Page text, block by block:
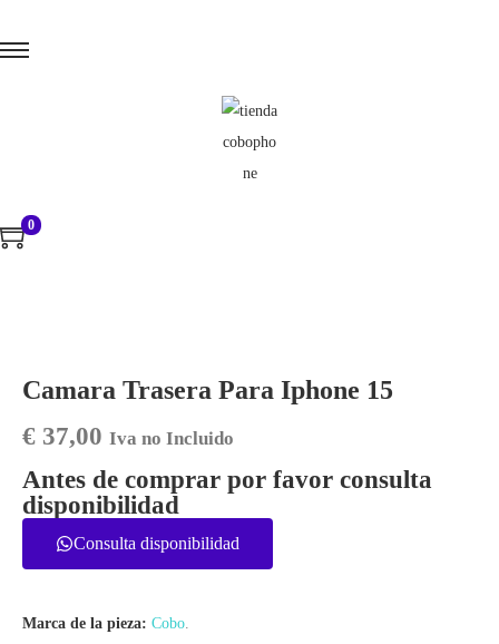
0
Camara Trasera Para Iphone 15
€ 37,00 Iva no Incluido
Antes de comprar por favor consulta
disponibilidad
Consulta disponibilidad
Marca de la pieza: Cobo